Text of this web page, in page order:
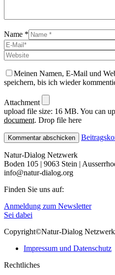
Name *
Meinen Namen, E-Mail und
speichern, bis ich wieder
Attachment
upload file size: 16 MB. You can
document. Drop file here
Natur-Dialog Netzwerk
Boden 105 | 9063 Stein |
info@natur-dialog.org
Finden Sie uns auf:
Linkedin
page
in
window
E-
Mail
opens
new
Anmeldung zum Newsletter
Sei dabei
Copyright©Natur-Dialog
Impressum und Datenschutz
Rechtliches